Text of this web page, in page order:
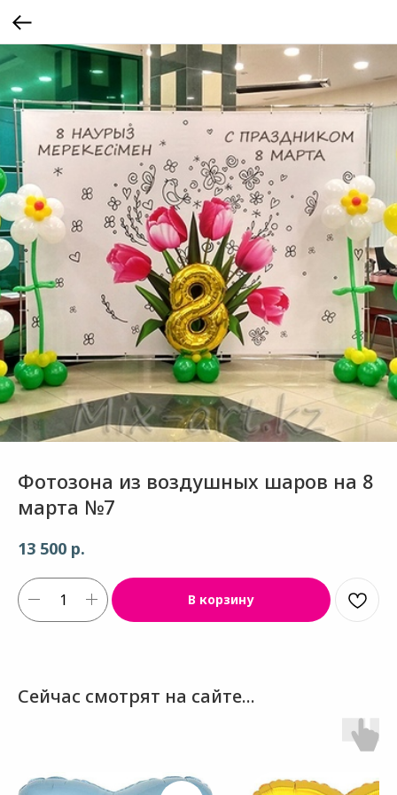
Фотозона из воздушных шаров на 8
марта №7
13 500 р.
В корзину
Сейчас смотрят на сайте...